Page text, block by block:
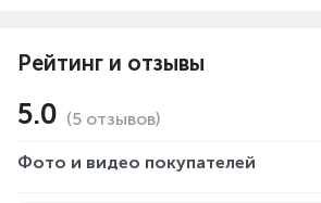
Рейтинг и отзывы
5.0 (5 отзывов)
Фото и видео покупателей